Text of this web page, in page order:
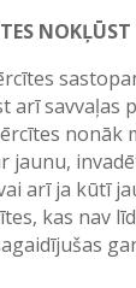
arī savvaļas
nonāk
jaunu,
arī ja kūtī
kas nav